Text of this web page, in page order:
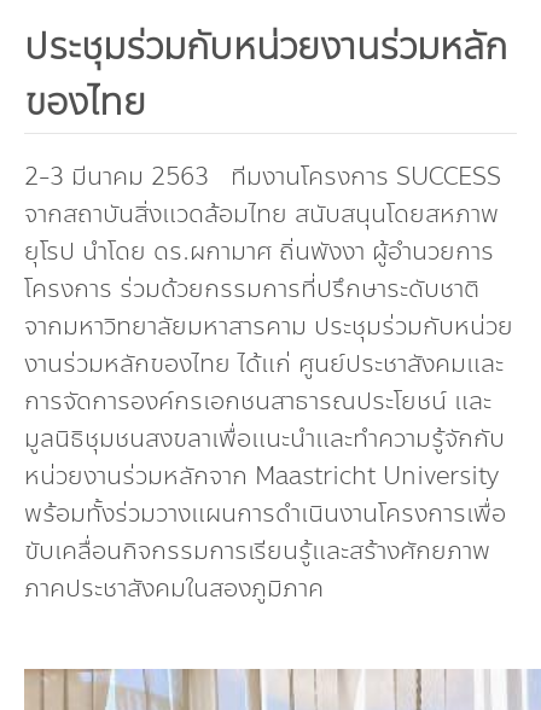
ประชุมร่วมกับหน่วยงานร่วมหลัก
ของไทย
2-3 มีนาคม 2563 ทีมงานโครงการ SUCCESS
จากสถาบันสิ่งแวดล้อมไทย สนับสนุนโดยสหภาพ
ยุโรป นำโดย ดร.ผกามาศ ถิ่นพังงา ผู้อำนวยการ
โครงการ ร่วมด้วยกรรมการที่ปรึกษาระดับชาติ
จากมหาวิทยาลัยมหาสารคาม ประชุมร่วมกับหน่วย
งานร่วมหลักของไทย ได้แก่ ศูนย์ประชาสังคมและ
การจัดการองค์กรเอกชนสาธารณประโยชน์ และ
มูลนิธิชุมชนสงขลาเพื่อแนะนำและทำความรู้จักกับ
หน่วยงานร่วมหลักจาก Maastricht University
พร้อมทั้งร่วมวางแผนการดำเนินงานโครงการเพื่อ
ขับเคลื่อนกิจกรรมการเรียนรู้และสร้างศักยภาพ
ภาคประชาสังคมในสองภูมิภาค